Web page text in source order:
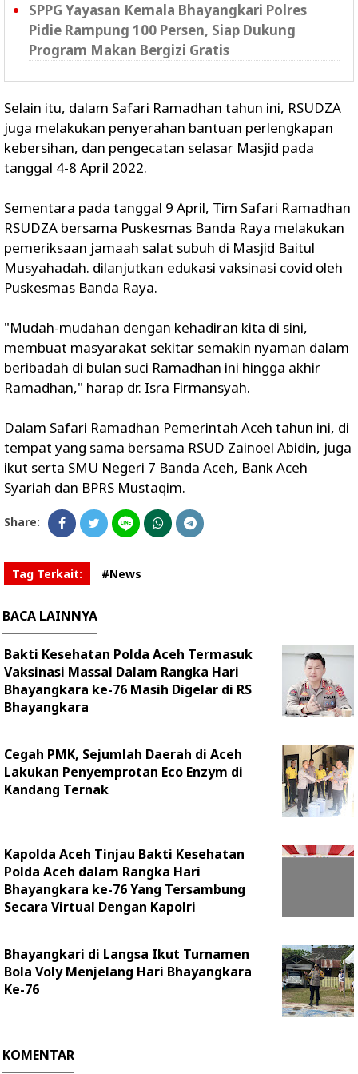
SPPG Yayasan Kemala Bhayangkari Polres
Pidie Rampung 100 Persen, Siap Dukung
Program Makan Bergizi Gratis
Selain itu, dalam Safari Ramadhan tahun ini, RSUDZA
juga melakukan penyerahan bantuan perlengkapan
kebersihan, dan pengecatan selasar Masjid pada
tanggal 4-8 April 2022.
Sementara pada tanggal 9 April, Tim Safari Ramadhan
RSUDZA bersama Puskesmas Banda Raya melakukan
pemeriksaan jamaah salat subuh di Masjid Baitul
Musyahadah. dilanjutkan edukasi vaksinasi covid oleh
Puskesmas Banda Raya.
"Mudah-mudahan dengan kehadiran kita di sini,
membuat masyarakat sekitar semakin nyaman dalam
beribadah di bulan suci Ramadhan ini hingga akhir
Ramadhan," harap dr. Isra Firmansyah.
Dalam Safari Ramadhan Pemerintah Aceh tahun ini, di
tempat yang sama bersama RSUD Zainoel Abidin, juga
ikut serta SMU Negeri 7 Banda Aceh, Bank Aceh
Syariah dan BPRS Mustaqim.
Share:
Tag Terkait: #News
BACA LAINNYA
Bakti Kesehatan Polda Aceh Termasuk
Vaksinasi Massal Dalam Rangka Hari
Bhayangkara ke-76 Masih Digelar di RS
Bhayangkara
Cegah PMK, Sejumlah Daerah di Aceh
Lakukan Penyemprotan Eco Enzym di
Kandang Ternak
Kapolda Aceh Tinjau Bakti Kesehatan
Polda Aceh dalam Rangka Hari
Bhayangkara ke-76 Yang Tersambung
Secara Virtual Dengan Kapolri
Bhayangkari di Langsa Ikut Turnamen
Bola Voly Menjelang Hari Bhayangkara
Ke-76
KOMENTAR